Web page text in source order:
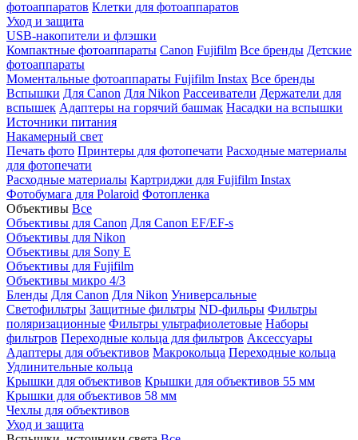
фотоаппаратов Клетки для фотоаппаратов
Уход и защита
USB-накопители и флэшки
Компактные фотоаппараты Canon Fujifilm Все бренды Детские
фотоаппараты
Моментальные фотоаппараты Fujifilm Instax Все бренды
Вспышки Для Canon Для Nikon Рассеиватели Держатели для
вспышек Адаптеры на горячий башмак Насадки на вспышки
Источники питания
Накамерный свет
Печать фото Принтеры для фотопечати Расходные материалы
для фотопечати
Расходные материалы Картриджи для Fujifilm Instax
Фотобумага для Polaroid Фотопленка
Объективы Все
Объективы для Canon Для Canon EF/EF-s
Объективы для Nikon
Объективы для Sony E
Объективы для Fujifilm
Объективы микро 4/3
Бленды Для Canon Для Nikon Универсальные
Светофильтры Защитные фильтры ND-фильры Фильтры
поляризационные Фильтры ультрафиолетовые Наборы
фильтров Переходные кольца для фильтров Аксессуары
Адаптеры для объективов Макрокольца Переходные кольца
Удлинительные кольца
Крышки для объективов Крышки для объективов 55 мм
Крышки для объективов 58 мм
Чехлы для объективов
Уход и защита